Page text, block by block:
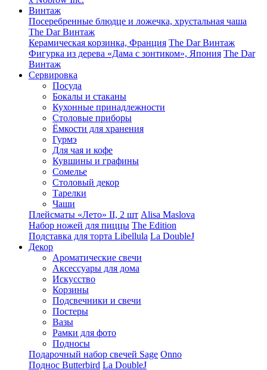
Винтаж
Посеребренные блюдце и ложечка, хрустальная чаша
The Dar Винтаж
Керамическая корзинка, Франция The Dar Винтаж
Фигурка из дерева «Дама с зонтиком», Япония The Dar
Винтаж
Сервировка
Посуда
Бокалы и стаканы
Кухонные принадлежности
Столовые приборы
Ëмкости для хранения
Гурмэ
Для чая и кофе
Кувшины и графины
Сомелье
Столовый декор
Тарелки
Чаши
Плейсматы «Лето» II, 2 шт Alisa Maslova
Набор ножей для пиццы The Edition
Подставка для торта Libellula La DoubleJ
Декор
Ароматические свечи
Аксессуары для дома
Искусство
Корзины
Подсвечники и свечи
Постеры
Вазы
Рамки для фото
Подносы
Подарочный набор свечей Sage Onno
Поднос Butterbird La DoubleJ